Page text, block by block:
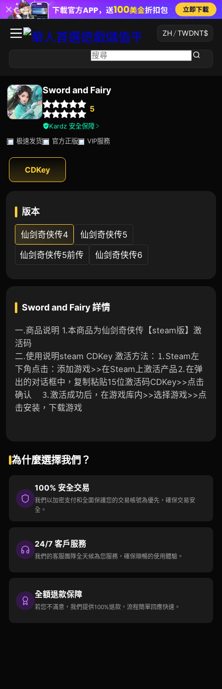
ZH/TWDNT$
Sword and Fairy
5
Kardz 安全保障
极速发货
官方正版 VIP服務
CDKey
版本
仙剑奇侠传4 仙剑奇侠传5
仙剑奇侠传5前传 仙剑奇侠传6
Sword and Fairy詳情
一.商品说明 1.本商品为仙剑奇侠传【steam版】激
活码
二.使用说明steam CDKey激活方法： ⒈Steam左
下角点击：添加游戏>>在Steam上激活产品⒉在弹
出的对话框中，复制粘贴15位激活码CDKey>>点击
确认
⒊激活成功后，在游戏库内>>选择游戏>>点
击安装，下载游戏
為什麼選擇我們？
100% 安全交易
我們以加密支付和全面保護您的交易帳號為優先，確保交易安
全。
24/7 客戶服務
我們的客服團隊全天候為您服務，確保順暢的使用體驗。
全額退款保障
若您不滿意，我們提供100%退款，流程簡單回應快速。